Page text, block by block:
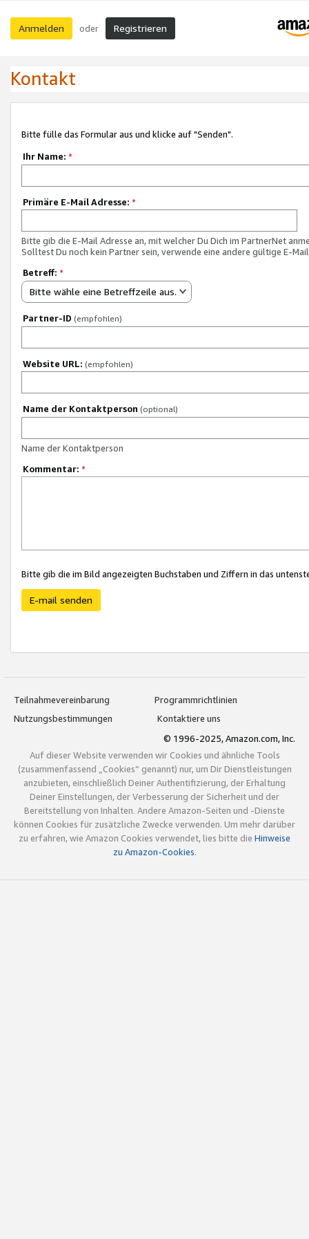
Anmelden oder Registrieren
Kontakt
Bitte fülle das Formular aus und klicke auf "Senden".
Ihr Name: *
Primäre E-Mail Adresse: *
Bitte gib die E-Mail Adresse an, mit welcher Du Dich im PartnerNet
Solltest Du noch kein Partner sein, verwende eine andere gültige E-
Betreff: *
Bitte wähle eine Betreffzeile aus.
Partner-ID (empfohlen)
Website URL: (empfohlen)
Name der Kontaktperson (optional)
Name der Kontaktperson
Kommentar: *
Bitte gib die im Bild angezeigten Buchstaben und Ziffern in das
E-mail senden
Teilnahmevereinbarung
Programmrichtlinien
Nutzungsbestimmungen
Kontaktiere uns
© 1996-2025, Amazon.com, Inc.
Auf dieser Website verwenden wir Cookies und ähnliche Tools
(zusammenfassend „Cookies“ genannt) nur, um Dir Dienstleistungen
anzubieten, einschließlich Deiner Authentifizierung, der Erhaltung
Deiner Einstellungen, der Verbesserung der Sicherheit und der
Bereitstellung von Inhalten. Andere Amazon-Seiten und -Dienste
können Cookies für zusätzliche Zwecke verwenden. Um mehr darüber
zu erfahren, wie Amazon Cookies verwendet, lies bitte die Hinweise
zu Amazon-Cookies.